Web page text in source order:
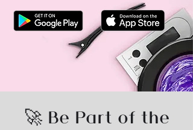
🚀 Be Part of the